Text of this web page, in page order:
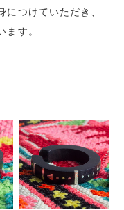
つけていただき、
ます。